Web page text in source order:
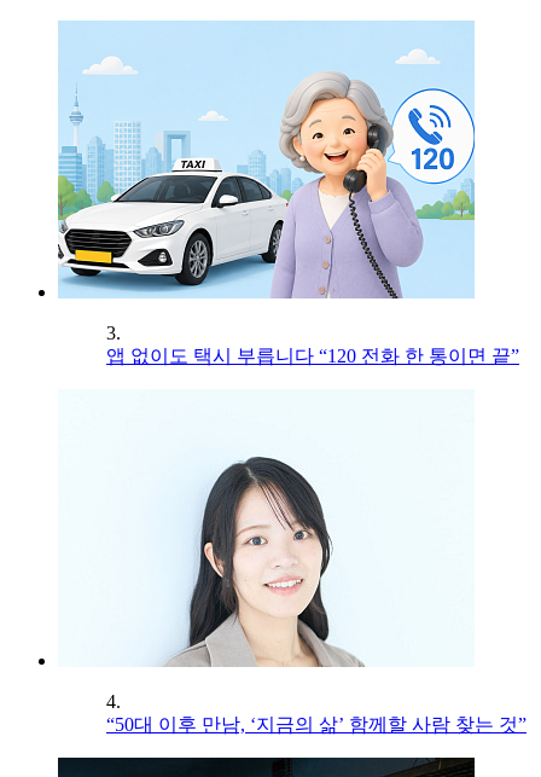
3.
앱 없이도 택시 부릅니다 “120 전화 한 통이면 끝”
4.
“50대 이후 만남, ‘지금의 삶’ 함께할 사람 찾는 것”